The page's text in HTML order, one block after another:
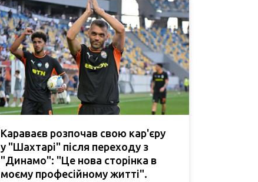
Караваєв розпочав свою кар'єру
у "Шахтарі" після переходу з
"Динамо": "Це нова сторінка в
моєму професійному житті".